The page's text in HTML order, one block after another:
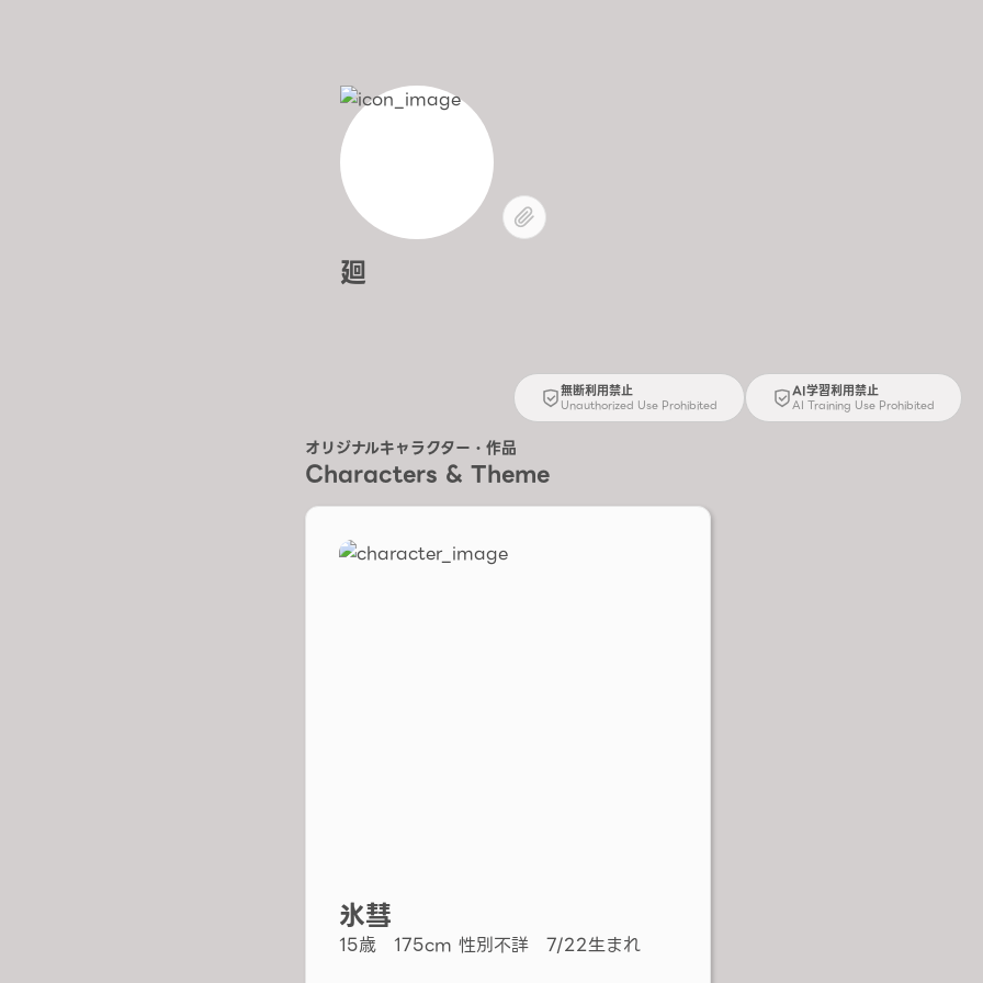
廻
無断利用禁止
Unauthorized Use Prohibited
AI学習利用禁止
AI Training Use Prohibited
オリジナルキャラクター・作品
Characters & Theme
氷彗
15歳 175cm 性別不詳 7/22生まれ